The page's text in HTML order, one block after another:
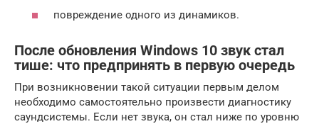
повреждение одного из динамиков.
После обновления Windows 10 звук стал
тише: что предпринять в первую очередь
При возникновении такой ситуации первым делом
необходимо самостоятельно произвести диагностику
саундсистемы. Если нет звука, он стал ниже по уровню